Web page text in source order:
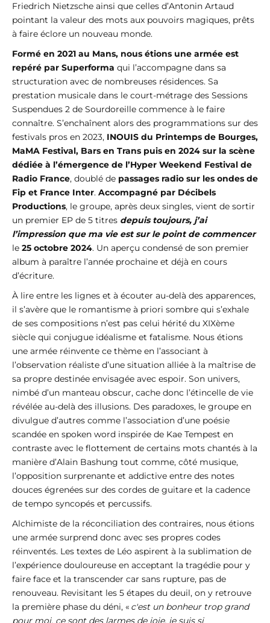
Friedrich Nietzsche ainsi que celles d’Antonin Artaud
pointant la valeur des mots aux pouvoirs magiques, prêts
à faire éclore un nouveau monde.
Formé en 2021 au Mans, nous étions une armée est
repéré par Superforma qui l’accompagne dans sa
structuration avec de nombreuses résidences. Sa
prestation musicale dans le court-métrage des Sessions
Suspendues 2 de Sourdoreille commence à le faire
connaître. S’enchaînent alors des programmations sur des
festivals pros en 2023, INOUIS du Printemps de Bourges,
MaMA Festival, Bars en Trans puis en 2024 sur la scène
dédiée à l’émergence de l’Hyper Weekend Festival de
Radio France, doublé de passages radio sur les ondes de
Fip et France Inter. Accompagné par Décibels
Productions, le groupe, après deux singles, vient de sortir
un premier EP de 5 titres depuis toujours, j’ai
l’impression que ma vie est sur le point de commencer
le 25 octobre 2024. Un aperçu condensé de son premier
album à paraître l’année prochaine et déjà en cours
d’écriture.
À lire entre les lignes et à écouter au-delà des apparences,
il s’avère que le romantisme à priori sombre qui s’exhale
de ses compositions n’est pas celui hérité du XIXème
siècle qui conjugue idéalisme et fatalisme. Nous étions
une armée réinvente ce thème en l’associant à
l’observation réaliste d’une situation alliée à la maîtrise de
sa propre destinée envisagée avec espoir. Son univers,
nimbé d’un manteau obscur, cache donc l’étincelle de vie
révélée au-delà des illusions. Des paradoxes, le groupe en
divulgue d’autres comme l’association d’une poésie
scandée en spoken word inspirée de Kae Tempest en
contraste avec le flottement de certains mots chantés à la
manière d’Alain Bashung tout comme, côté musique,
l’opposition surprenante et addictive entre des notes
douces égrenées sur des cordes de guitare et la cadence
de tempo syncopés et percussifs.
Alchimiste de la réconciliation des contraires, nous étions
une armée surprend donc avec ses propres codes
réinventés. Les textes de Léo aspirent à la sublimation de
l’expérience douloureuse en acceptant la tragédie pour y
faire face et la transcender car sans rupture, pas de
renouveau. Revisitant les 5 étapes du deuil, on y retrouve
la première phase du déni, « c'est un bonheur trop grand
pour moi, ce sont des larmes de joie, je suis si